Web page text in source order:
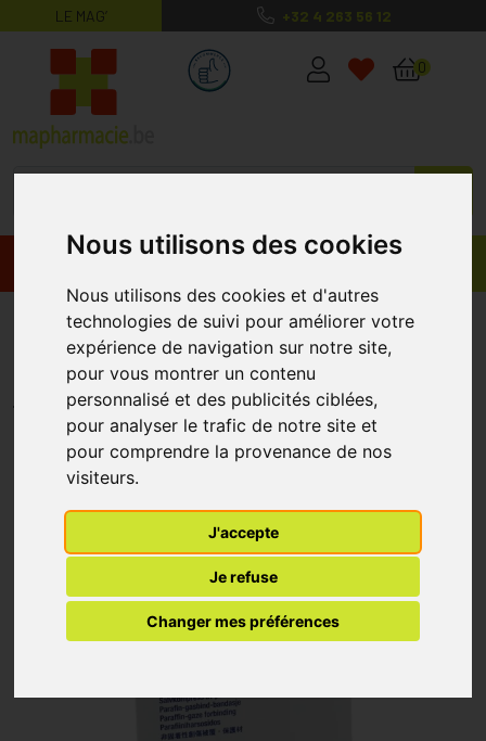
Nous utilisons des cookies
Nous utilisons des cookies et d'autres
technologies de suivi pour améliorer votre
expérience de navigation sur notre site,
pour vous montrer un contenu
personnalisé et des publicités ciblées,
pour analyser le trafic de notre site et
pour comprendre la provenance de nos
visiteurs.
J'accepte
Je refuse
Changer mes préférences
LE MAG’ +32 4 263 56 12
MaPharmacie.be ma santé, mes
0
Cuticell Classic Cp Gaze 10x10
7253802 1
BSN MEDICAL